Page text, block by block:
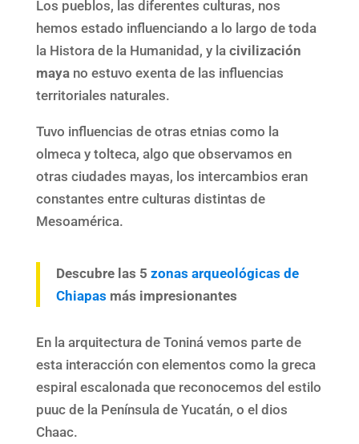
Los pueblos, las diferentes culturas, nos
hemos estado influenciando a lo largo de toda
la Histora de la Humanidad, y la civilización
mayano estuvo exenta de las influencias
territoriales naturales.
Tuvo influencias de otras etnias como la
olmeca y tolteca, algo que observamos en
otras ciudades mayas, los intercambios eran
constantes entre culturas distintas de
Mesoamérica.
Descubre las 5 zonas arqueológicas de
Chiapas más impresionantes
En la arquitectura de Toniná vemos parte de
esta interacción con elementos como la greca
espiral escalonada que reconocemos del estilo
puuc de la Península de Yucatán, o el dios
Chaac.